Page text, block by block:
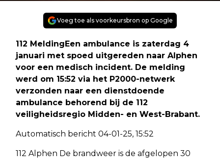
Voeg toe als voorkeursbron op Google
112 MeldingEen ambulance is zaterdag 4
januari met spoed uitgereden naar Alphen
voor een medisch incident. De melding
werd om 15:52 via het P2000-netwerk
verzonden naar een dienstdoende
ambulance behorend bij de 112
veiligheidsregio Midden- en West-Brabant.
Automatisch bericht 04-01-25, 15:52
112 Alphen De brandweer is de afgelopen 30